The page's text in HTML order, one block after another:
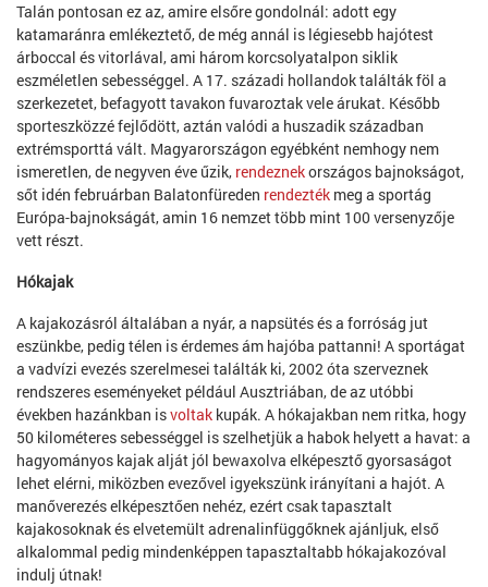
Talán pontosan ez az, amire elsőre gondolnál: adott egy
katamaránra emlékeztető, de még annál is légiesebb hajótest
árboccal és vitorlával, ami három korcsolyatalpon siklik
eszméletlen sebességgel. A 17. századi hollandok találták föl a
szerkezetet, befagyott tavakon fuvaroztak vele árukat. Később
sporteszközzé fejlődött, aztán valódi a huszadik században
extrémsporttá vált. Magyarországon egyébként nemhogy nem
ismeretlen, de negyven éve űzik, rendeznekországos bajnokságot,
sőt idén februárban Balatonfüreden rendezték meg a sportág
Európa-bajnokságát, amin 16 nemzet több mint 100 versenyzője
vett részt.
Hókajak
A kajakozásról általában a nyár, a napsütés és a forróság jut
eszünkbe, pedig télen is érdemes ám hajóba pattanni! A sportágat
a vadvízi evezés szerelmesei találták ki, 2002 óta szerveznek
rendszeres eseményeket például Ausztriában, de az utóbbi
években hazánkban isvoltak kupák. A hókajakban nem ritka, hogy
50 kilométeres sebességgel is szelhetjük a habok helyett a havat: a
hagyományos kajak alját jól bewaxolva elképesztő gyorsaságot
lehet elérni, miközben evezővel igyekszünk irányítani a hajót. A
manőverezés elképesztően nehéz, ezért csak tapasztalt
kajakosoknak és elvetemült adrenalinfüggőknek ajánljuk, első
alkalommal pedig mindenképpen tapasztaltabb hókajakozóval
indulj útnak!